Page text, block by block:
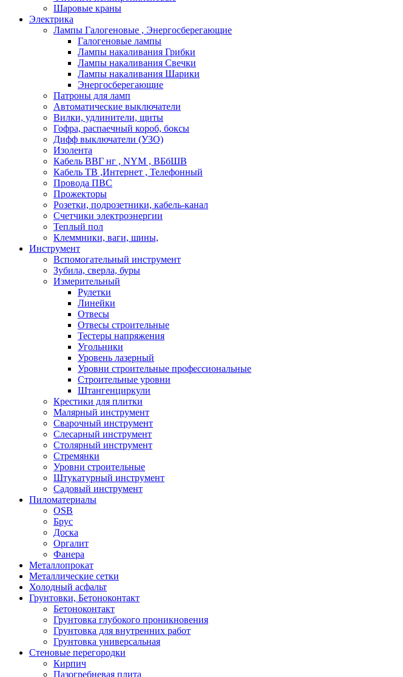
Шаровые краны
Электрика
Лампы Галогеновые , Энергосберегающие
Галогеновые лампы
Лампы накаливания Грибки
Лампы накаливания Свечки
Лампы накаливания Шарики
Энергосберегающие
Патроны для ламп
Автоматические выключатели
Вилки, удлинители, щиты
Гофра, распаечный короб, боксы
Дифф выключатели (УЗО)
Изолента
Кабель ВВГ нг , NYM , ВБбШВ
Кабель ТВ ,Интернет , Телефонный
Провода ПВС
Прожекторы
Розетки, подрозетники, кабель-канал
Счетчики электроэнергии
Теплый пол
Клеммники, ваги, шины,
Инструмент
Вспомогательный инструмент
Зубила, сверла, буры
Измерительный
Рулетки
Линейки
Отвесы
Отвесы строительные
Тестеры напряжения
Угольники
Уровень лазерный
Уровни строительные профессиональные
Строительные уровни
Штангенциркули
Крестики для плитки
Малярный инструмент
Сварочный инструмент
Слесарный инструмент
Столярный инструмент
Стремянки
Уровни строительные
Штукатурный инструмент
Садовый инструмент
Пиломатериалы
OSB
Брус
Доска
Оргалит
Фанера
Металлопрокат
Металлические сетки
Холодный асфальт
Грунтовки, Бетоноконтакт
Бетоноконтакт
Грунтовка глубокого проникновения
Грунтовка для внутренних работ
Грунтовка универсальная
Стеновые перегородки
Кирпич
Пазогребневая плита